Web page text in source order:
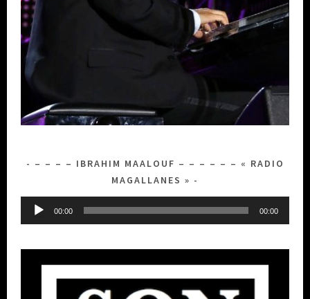
– – – – IBRAHIM MAALOUF – – – – – – « RADIO
MAGALLANES »
Lecteur
00:00 00:00